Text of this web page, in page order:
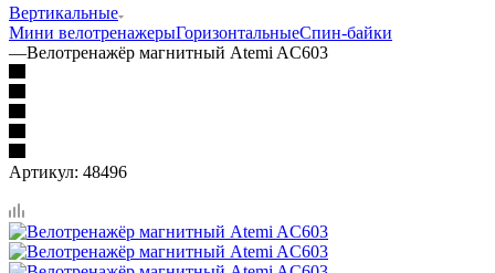
Вертикальные
Мини велотренажерыГоризонтальныеСпин-байки
—Велотренажёр магнитный Atemi AC603
Артикул: 48496